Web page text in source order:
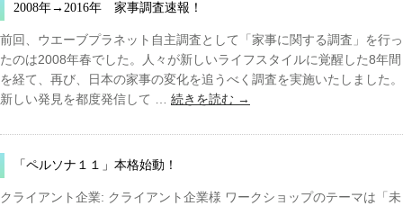
2008年→2016年 家事調査速報！
前回、ウエーブプラネット自主調査として「家事に関する調査」を行っ
たのは2008年春でした。人々が新しいライフスタイルに覚醒した8年間
を経て、再び、日本の家事の変化を追うべく調査を実施いたしました。
新しい発見を都度発信して … 続きを読む →
「ペルソナ１１」本格始動！
クライアント企業: クライアント企業様 ワークショップのテーマは「未